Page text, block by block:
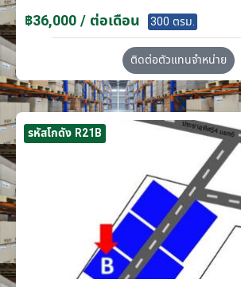
฿36,000 / ต่อเดือน 300 ตรม.
ติดต่อตัวแทนจำหน่าย
รหัสโกดัง R21B